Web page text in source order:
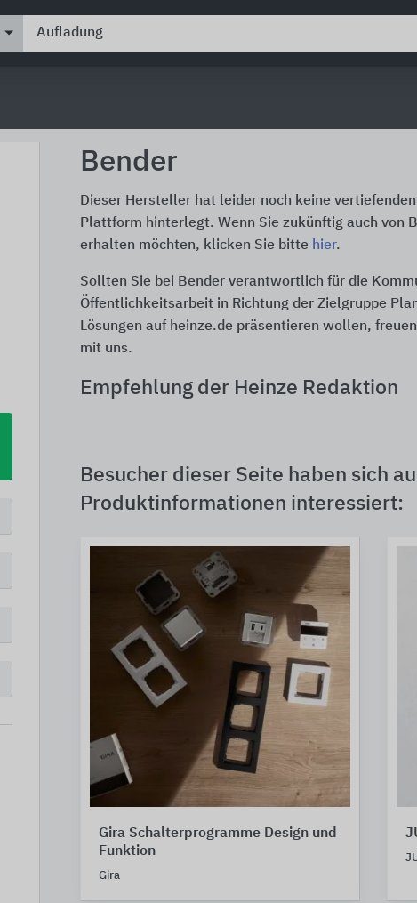
Bender
Dieser Hersteller hat leider noch keine
Plattform hinterlegt. Wenn Sie zukünftig auch von
erhalten möchten, klicken Sie bitte hier.
Sollten Sie bei Bender verantwortlich für die
Öffentlichkeitsarbeit in Richtung der Zielgruppe
Lösungen auf heinze.de präsentieren wollen,
mit uns.
Empfehlung der Heinze Redaktion
Besucher dieser Seite haben sich
Produktinformationen interessiert:
Gira Schalterprogramme Design und
Funktion
Gira